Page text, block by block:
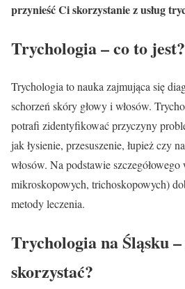
przynieść Ci skorzystanie z usług
Trychologia – co to jest?
Trychologia to nauka zajmująca się
schorzeń skóry głowy i włosów.
potrafi zidentyfikować przyczyny
jak łysienie, przesuszenie, łupież czy
włosów. Na podstawie
mikroskopowych, trichoskopowych)
metody leczenia.
Trychologia na Śląsku
skorzystać?